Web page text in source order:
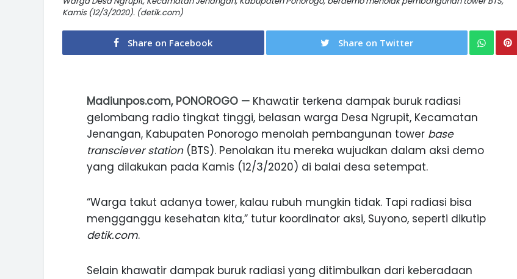
Kamis (12/3/2020). (detik.com)
Share on Facebook Share on Twitter
Madiunpos.com, PONOROGO — Khawatir terkena dampak buruk radiasi
gelombang radio tingkat tinggi, belasan warga Desa Ngrupit, Kecamatan
Jenangan, Kabupaten Ponorogo menolah pembangunan tower base
transciever station(BTS). Penolakan itu mereka wujudkan dalam aksi demo
yang dilakukan pada Kamis (12/3/2020) di balai desa setempat.
“Warga takut adanya tower, kalau rubuh mungkin tidak. Tapi radiasi bisa
mengganggu kesehatan kita,” tutur koordinator aksi, Suyono, seperti dikutip
detik.com.
Selain khawatir dampak buruk radiasi yang ditimbulkan dari keberadaan